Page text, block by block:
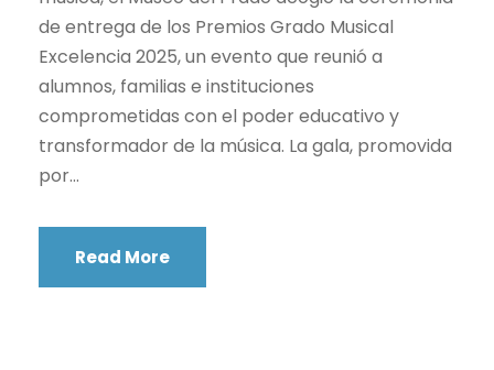
de entrega de los Premios Grado Musical
Excelencia 2025, un evento que reunió a
alumnos, familias e instituciones
comprometidas con el poder educativo y
transformador de la música. La gala, promovida
por...
Read More